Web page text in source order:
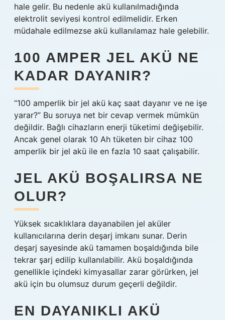
hale gelir. Bu nedenle akü kullanılmadığında
elektrolit seviyesi kontrol edilmelidir. Erken
müdahale edilmezse akü kullanılamaz hale gelebilir.
100 AMPER JEL AKÜ NE
KADAR DAYANIR?
“100 amperlik bir jel akü kaç saat dayanır ve ne işe
yarar?” Bu soruya net bir cevap vermek mümkün
değildir. Bağlı cihazların enerji tüketimi değişebilir.
Ancak genel olarak 10 Ah tüketen bir cihaz 100
amperlik bir jel akü ile en fazla 10 saat çalışabilir.
JEL AKÜ BOŞALIRSA NE
OLUR?
Yüksek sıcaklıklara dayanabilen jel aküler
kullanıcılarına derin deşarj imkanı sunar. Derin
deşarj sayesinde akü tamamen boşaldığında bile
tekrar şarj edilip kullanılabilir. Akü boşaldığında
genellikle içindeki kimyasallar zarar görürken, jel
akü için bu olumsuz durum geçerli değildir.
EN DAYANIKLI AKÜ